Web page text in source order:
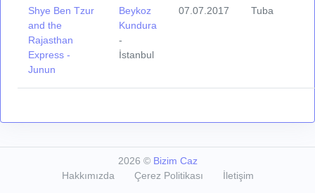
Shye Ben Tzur
and the
Rajasthan
Express -
Junun
Beykoz
Kundura
-
İstanbul
07.07.2017 Tuba
2026 © Bizim Caz
Hakkımızda
Çerez Politikası İletişim